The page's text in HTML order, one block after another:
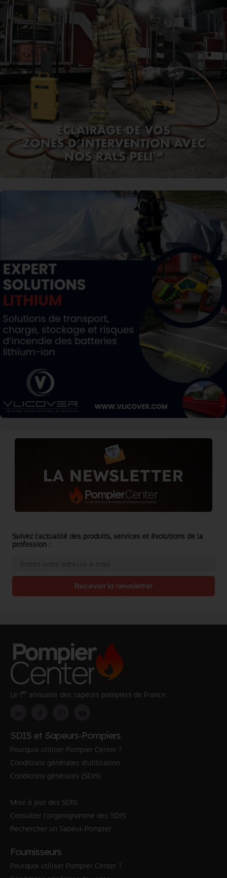
Suivez l'actualité des produits, services et évolutions de la
profession :
Recevoir la newsletter
Le 1er annuaire des sapeurs pompiers de France.
SDIS et Sapeurs-Pompiers
Pourquoi utiliser Pompier Center ?
Conditions générales d'utilisation
Conditions générales (SDIS)
Mise à jour des SDIS
Consulter l'organigramme des SDIS
Rechercher un Sapeur-Pompier
Fournisseurs
Pourquoi utiliser Pompier Center ?